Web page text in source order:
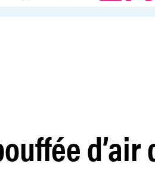
ont besoin
d’air